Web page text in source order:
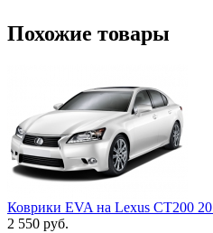
Похожие товары
Коврики EVA на Lexus CT200
2 550 руб.